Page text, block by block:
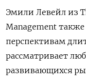
Эмили Левейл из
Management
перспективам
рассматривает
развивающихся